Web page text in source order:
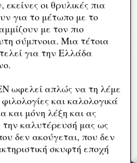
οι θρυλικές πια
για το μέτωπο με το
με τον πιο
σύμπνοια. Μια τέτοια
για την Ελλάδα
ωφελεί απλώς να τη λέμε
και καλολογικά
και μόνη λέξη και ας
την καλυτέρευσή μας ως
δεν ακούγεται, που δεν
σκυφτή εποχή